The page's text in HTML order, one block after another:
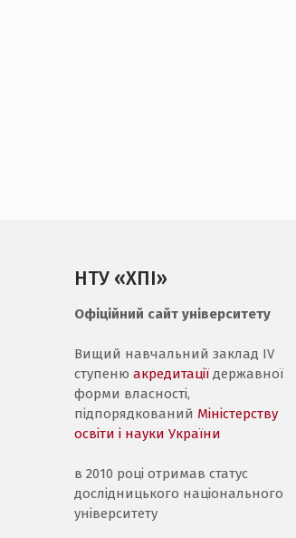
НТУ «ХПІ»
Офіційний сайт університету
Вищий навчальний заклад IV
ступеню акредитації державної
форми власності,
підпорядкований Міністерству
освіти і науки України
в 2010 році отримав статус
дослідницького національного
університету